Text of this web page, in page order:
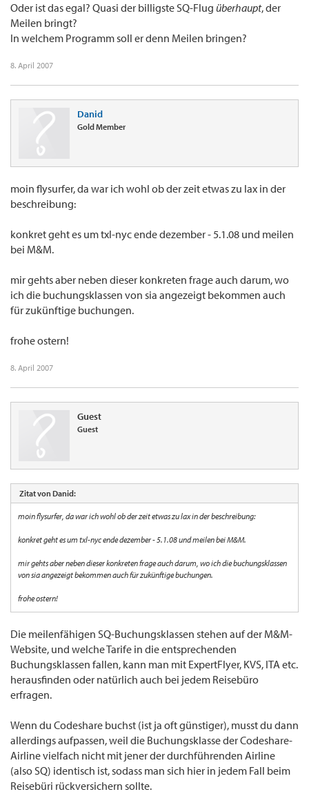
Oder ist das egal? Quasi der billigste SQ-Flug überhaupt, der
Meilen bringt?
In welchem Programm soll er denn Meilen bringen?
8. April 2007
Danid
Gold Member
moin flysurfer, da war ich wohl ob der zeit etwas zu lax in der
beschreibung:
konkret geht es um txl-nyc ende dezember - 5.1.08 und meilen
bei M&M.
mir gehts aber neben dieser konkreten frage auch darum, wo
ich die buchungsklassen von sia angezeigt bekommen auch
für zukünftige buchungen.
frohe ostern!
8. April 2007
Guest
Guest
Zitat von Danid:
moin flysurfer, da war ich wohl ob der zeit etwas zu lax in der beschreibung:
konkret geht es um txl-nyc ende dezember - 5.1.08 und meilen bei M&M.
mir gehts aber neben dieser konkreten frage auch darum, wo ich die buchungsklassen
von sia angezeigt bekommen auch für zukünftige buchungen.
frohe ostern!
Die meilenfähigen SQ-Buchungsklassen stehen auf der M&M-
Website, und welche Tarife in die entsprechenden
Buchungsklassen fallen, kann man mit ExpertFlyer, KVS, ITA etc.
herausfinden oder natürlich auch bei jedem Reisebüro
erfragen.
Wenn du Codeshare buchst (ist ja oft günstiger), musst du dann
allerdings aufpassen, weil die Buchungsklasse der Codeshare-
Airline vielfach nicht mit jener der durchführenden Airline
(also SQ) identisch ist, sodass man sich hier in jedem Fall beim
Reisebüri rückversichern sollte.